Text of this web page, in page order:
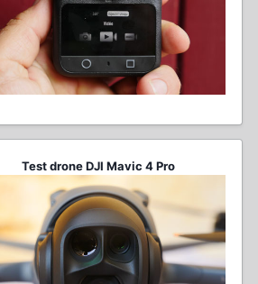
Test drone DJI Mavic 4 Pro